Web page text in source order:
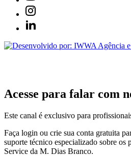
Acesse para falar com
Este canal é exclusivo para
Faça login ou crie sua conta gratuita
suporte técnico especializado sobre os
Service da M. Dias Branco.